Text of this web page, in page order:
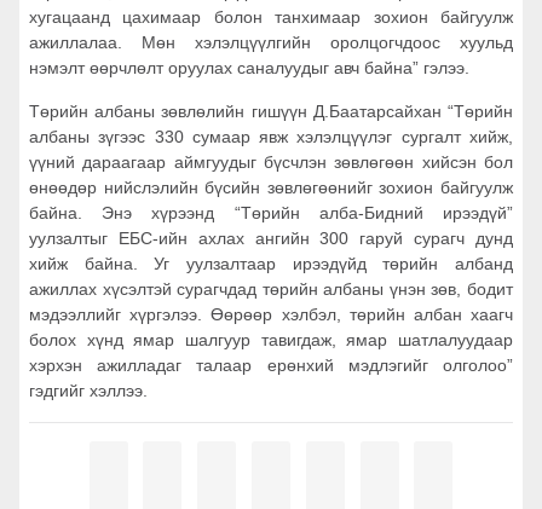
хугацаанд цахимаар болон танхимаар зохион байгуулж
ажиллалаа. Мөн хэлэлцүүлгийн оролцогчдоос хуульд
нэмэлт өөрчлөлт оруулах саналуудыг авч байна” гэлээ.
Төрийн албаны зөвлөлийн гишүүн Д.Баатарсайхан “Төрийн
албаны зүгээс 330 сумаар явж хэлэлцүүлэг сургалт хийж,
үүний дараагаар аймгуудыг бүсчлэн зөвлөгөөн хийсэн бол
өнөөдөр нийслэлийн бүсийн зөвлөгөөнийг зохион байгуулж
байна. Энэ хүрээнд “Төрийн алба-Бидний ирээдүй”
уулзалтыг ЕБС-ийн ахлах ангийн 300 гаруй сурагч дунд
хийж байна. Уг уулзалтаар ирээдүйд төрийн албанд
ажиллах хүсэлтэй сурагчдад төрийн албаны үнэн зөв, бодит
мэдээллийг хүргэлээ. Өөрөөр хэлбэл, төрийн албан хаагч
болох хүнд ямар шалгуур тавигдаж, ямар шатлалуудаар
хэрхэн ажилладаг талаар ерөнхий мэдлэгийг олголоо”
гэдгийг хэллээ.